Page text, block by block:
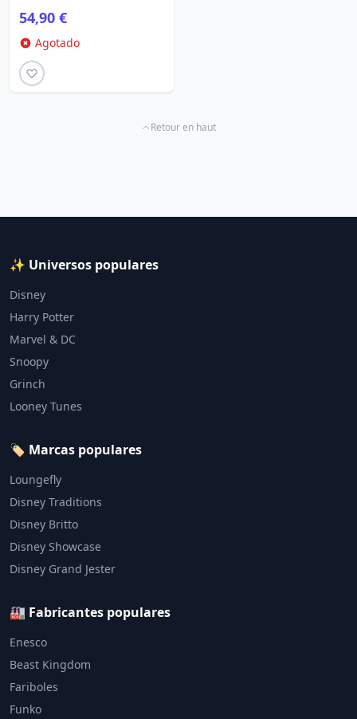
54,90 €
Agotado
Retour en haut
✨ Universos populares
Disney
Harry Potter
Marvel & DC
Snoopy
Grinch
Looney Tunes
🏷️ Marcas populares
Loungefly
Disney Traditions
Disney Britto
Disney Showcase
Disney Grand Jester
🏭 Fabricantes populares
Enesco
Beast Kingdom
Fariboles
Funko